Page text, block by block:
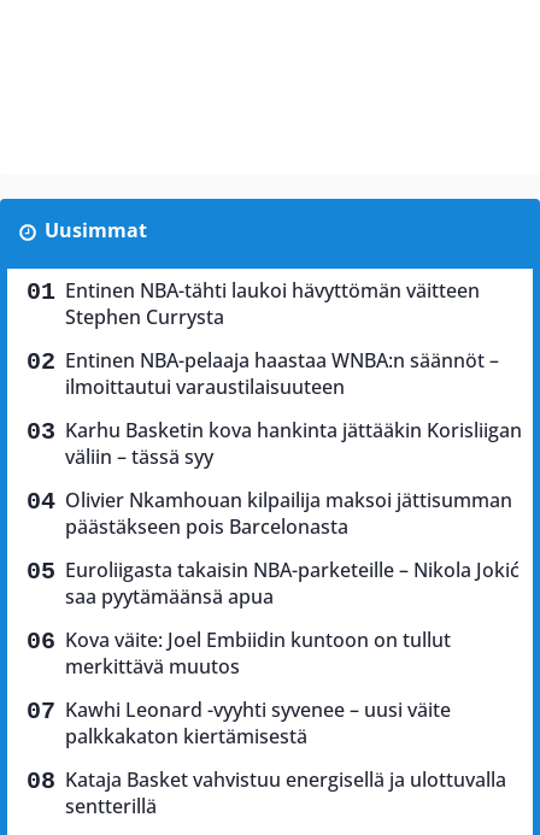
Uusimmat
Entinen NBA-tähti laukoi hävyttömän väitteen
Stephen Currysta
Entinen NBA-pelaaja haastaa WNBA:n säännöt –
ilmoittautui varaustilaisuuteen
Karhu Basketin kova hankinta jättääkin Korisliigan
väliin – tässä syy
Olivier Nkamhouan kilpailija maksoi jättisumman
päästäkseen pois Barcelonasta
Euroliigasta takaisin NBA-parketeille – Nikola Jokić
saa pyytämäänsä apua
Kova väite: Joel Embiidin kuntoon on tullut
merkittävä muutos
Kawhi Leonard -vyyhti syvenee – uusi väite
palkkakaton kiertämisestä
Kataja Basket vahvistuu energisellä ja ulottuvalla
sentterillä